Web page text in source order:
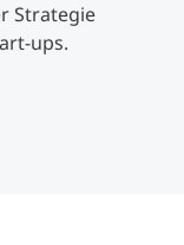
Strategie
ups.